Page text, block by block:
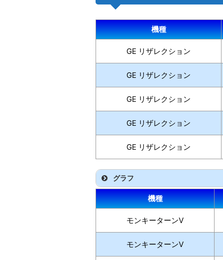
機種
GE リザレクション
GE リザレクション
GE リザレクション
GE リザレクション
GE リザレクション
グラフ
機種
モンキーターンV
モンキーターンV